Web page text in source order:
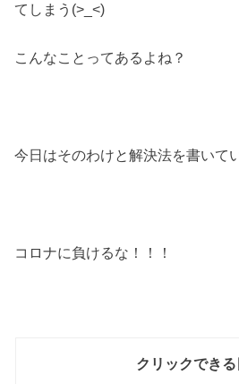
てしまう(>_<)
こんなことってあるよね？
今日はそのわけと解決法を書いて
コロナに負けるな！！！
クリックできる